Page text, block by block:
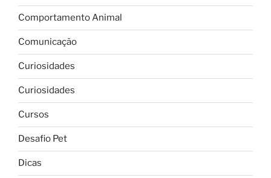
Comportamento Animal
Comunicação
Curiosidades
Curiosidades
Cursos
Desafio Pet
Dicas